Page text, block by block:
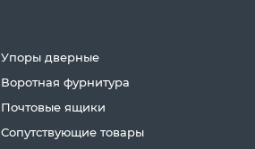
Упоры дверные
Воротная фурнитура
Почтовые ящики
Сопутствующие товары